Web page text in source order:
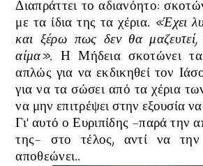
Διαπράττει το αδιανόητο:
με τα ίδια της τα χέρια. «Έχει
και ξέρω πως δεν θα μαζευτεί,
αίμα». Η Μήδεια σκοτώνει τα
απλώς για να εκδικηθεί τον
για να τα σώσει από τα χέρια
να μην επιτρέψει στην εξουσία
Γι' αυτό ο Ευριπίδης -παρά την
της- στο τέλος, αντί να την
αποθεώνει..